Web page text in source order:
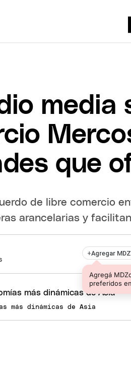
que
de libre comercio
arancelarias y
+Agregar
Agregá
preferidos
más dinámicas de Asia